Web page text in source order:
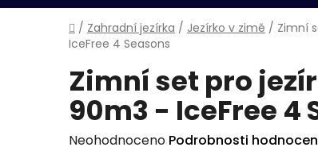
Domů
/ Zahradní jezírka / Jezírko v zimě / Zimní
IceFree 4 Seasons
Zimní set pro
90m3 - IceFree 4
Průměrné
Neohodnoceno Podrobnosti